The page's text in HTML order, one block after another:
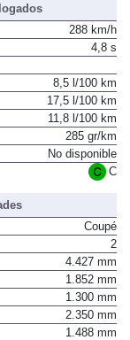
288 km/h
4,8 s
8,5 l/100 km
17,5 l/100 km
11,8 l/100 km
285 gr/km
No disponible
C
Coupé
2
4.427 mm
1.852 mm
1.300 mm
2.350 mm
1.488 mm